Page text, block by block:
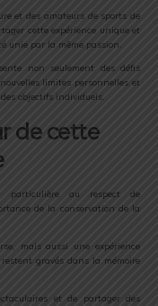
et des amateurs de sports de
cette expérience unique et
unie par la même passion.
non seulement des défis
limites personnelles et
objectifs individuels.
de cette
particulière au respect de
de la conservation de la
mais aussi une expérience
gravés dans la mémoire
et de partager des